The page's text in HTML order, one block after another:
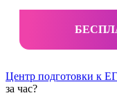
Центр подготовки к
за час?